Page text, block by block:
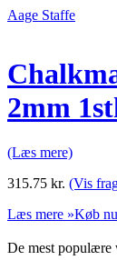
Aage Staffe
2mm
(Læs mere)
315.75 kr. (Vis
Læs mere »Køb
De mest populære